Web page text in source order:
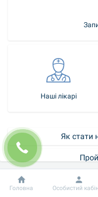
Наші лікарі
Як стати
Добробут
Головна Особистий